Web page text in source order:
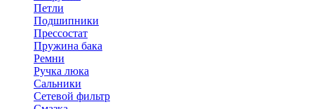
Петли
Подшипники
Прессостат
Пружина бака
Ремни
Ручка люка
Сальники
Сетевой фильтр